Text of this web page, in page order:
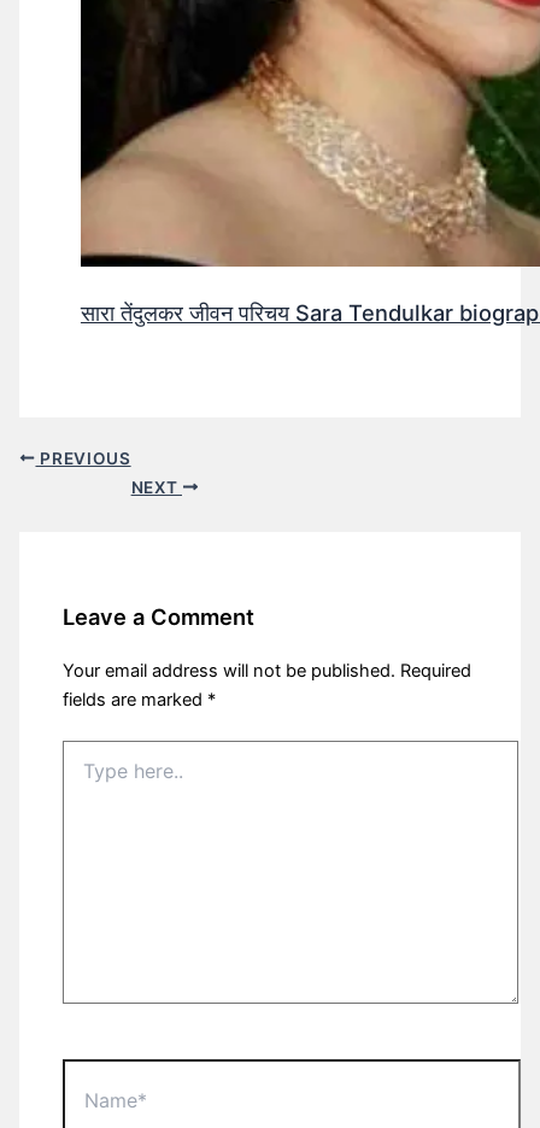
सारा तेंदुलकर जीवन परिचय Sara Tendulkar
PREVIOUS
NEXT
Leave a Comment
Your email address will not be published. Required
fields are marked *
here..